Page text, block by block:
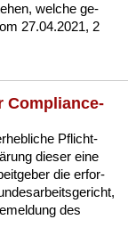
wel­che ge­
27.04.2021, 2
Compliance-
Pflicht­
die­ser ei­ne
die er­for­
des